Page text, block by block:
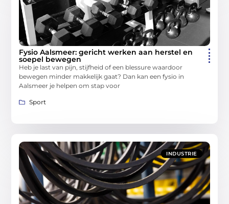
Fysio Aalsmeer: gericht werken aan herstel en
soepel bewegen
Heb je last van pijn, stijfheid of een blessure waardoor
bewegen minder makkelijk gaat? Dan kan een fysio in
Aalsmeer je helpen om stap voor
Sport
INDUSTRIE